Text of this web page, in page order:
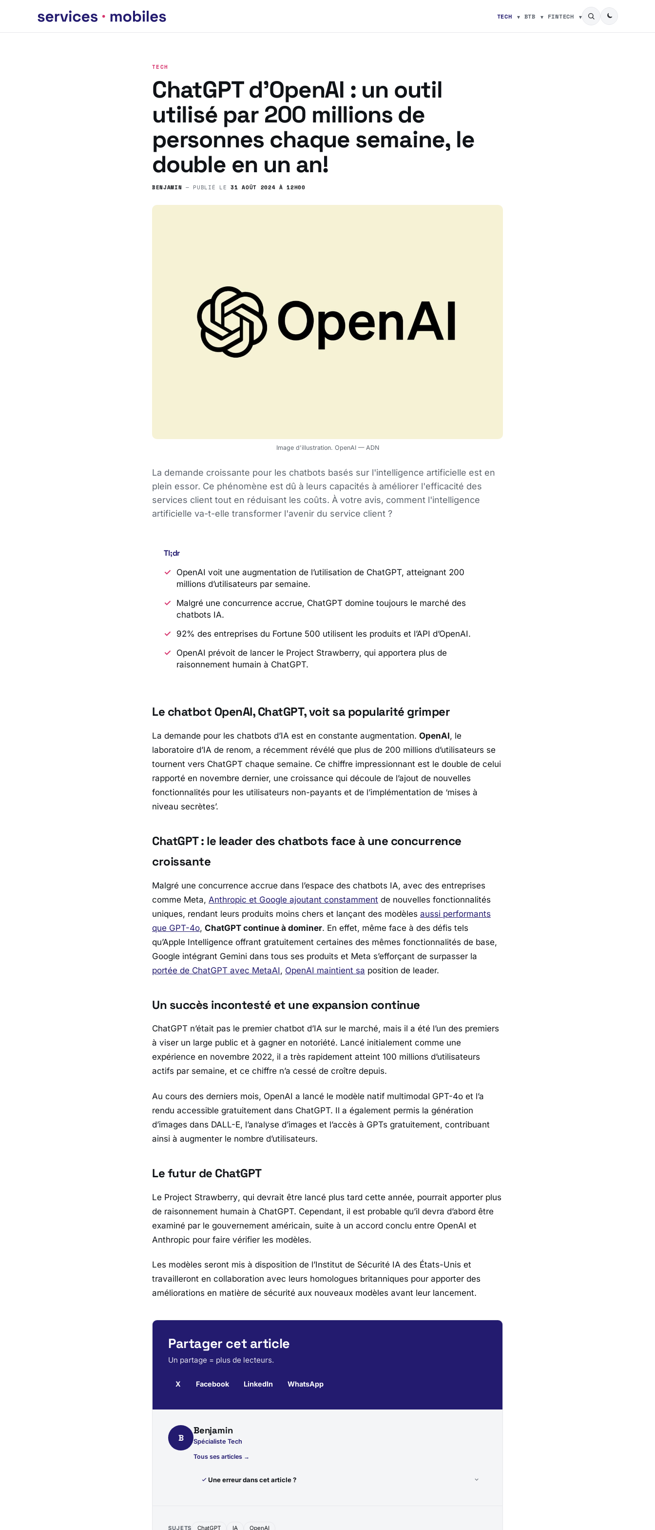
TECH BTB FINTECH
TECH
ChatGPT d’OpenAI : un outil
utilisé par 200 millions de
personnes chaque semaine, le
double en un an!
BENJAMIN — PUBLIÉ LE31 AOÛT 2024 À 12H00
Image d'illustration. OpenAI — ADN
La demande croissante pour les chatbots basés sur l'intelligence artificielle est en
plein essor. Ce phénomène est dû à leurs capacités à améliorer l'efficacité des
services client tout en réduisant les coûts. À votre avis, comment l'intelligence
artificielle va-t-elle transformer l'avenir du service client ?
Tl;dr
OpenAI voit une augmentation de l’utilisation de ChatGPT, atteignant 200
millions d’utilisateurs par semaine.
Malgré une concurrence accrue, ChatGPT domine toujours le marché des
chatbots IA.
92% des entreprises du Fortune 500 utilisent les produits et l’API d’OpenAI.
OpenAI prévoit de lancer le Project Strawberry, qui apportera plus de
raisonnement humain à ChatGPT.
Le chatbot OpenAI, ChatGPT, voit sa popularité grimper
La demande pour les chatbots d’IA est en constante augmentation. OpenAI, le
laboratoire d’IA de renom, a récemment révélé que plus de 200 millions d’utilisateurs se
tournent vers ChatGPT chaque semaine. Ce chiffre impressionnant est le double de celui
rapporté en novembre dernier, une croissance qui découle de l’ajout de nouvelles
fonctionnalités pour les utilisateurs non-payants et de l’implémentation de ‘mises à
niveau secrètes’.
ChatGPT : le leader des chatbots face à une concurrence
croissante
Malgré une concurrence accrue dans l’espace des chatbots IA, avec des entreprises
comme Meta, Anthropic et Google ajoutant constamment de nouvelles fonctionnalités
uniques, rendant leurs produits moins chers et lançant des modèles aussi performants
que GPT-4o, ChatGPT continue à dominer. En effet, même face à des défis tels
qu’Apple Intelligence offrant gratuitement certaines des mêmes fonctionnalités de base,
Google intégrant Gemini dans tous ses produits et Meta s’efforçant de surpasser la
portée de ChatGPT avec MetaAI , OpenAI maintient sa position de leader.
Un succès incontesté et une expansion continue
ChatGPT n’était pas le premier chatbot d’IA sur le marché, mais il a été l’un des premiers
à viser un large public et à gagner en notoriété. Lancé initialement comme une
expérience en novembre 2022, il a très rapidement atteint 100 millions d’utilisateurs
actifs par semaine, et ce chiffre n’a cessé de croître depuis.
Au cours des derniers mois, OpenAI a lancé le modèle natif multimodal GPT-4o et l’a
rendu accessible gratuitement dans ChatGPT. Il a également permis la génération
d’images dans DALL-E, l’analyse d’images et l’accès à GPTs gratuitement, contribuant
ainsi à augmenter le nombre d’utilisateurs.
Le futur de ChatGPT
Le Project Strawberry, qui devrait être lancé plus tard cette année, pourrait apporter plus
de raisonnement humain à ChatGPT. Cependant, il est probable qu’il devra d’abord être
examiné par le gouvernement américain, suite à un accord conclu entre OpenAI et
Anthropic pour faire vérifier les modèles.
Les modèles seront mis à disposition de l’Institut de Sécurité IA des États-Unis et
travailleront en collaboration avec leurs homologues britanniques pour apporter des
améliorations en matière de sécurité aux nouveaux modèles avant leur lancement.
Partager cet article
Un partage = plus de lecteurs.
X Facebook LinkedIn WhatsApp
B
Benjamin
Spécialiste Tech
Tous ses articles →
Une erreur dans cet article ?
SUJETS ChatGPT IA OpenAI